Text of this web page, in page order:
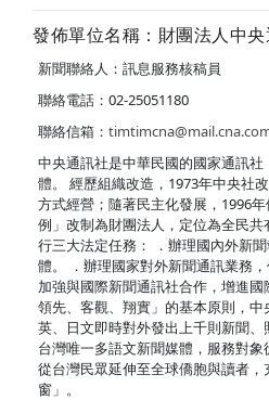
發佈單位名稱：財團法人中
新聞聯絡人：訊息服務核稿員
聯絡電話：02-25051180
聯絡信箱：
中央通訊社是中華民國的國家通訊
體。 經歷組織改造，1973年中央社
方式經營；隨著民主化發展，1996
例」改制為財團法人，定位為全民
行三大法定任務： ．辦理國內外新
體。 ．辦理國家對外新聞通訊業務
加強與國際新聞通訊社合作，增進國
領先、客觀、翔實」的基本原則，中
英、日文即時對外發出上千則新聞
台灣唯一多語文新聞媒體，服務對象
從台灣民眾延伸至全球僑胞與讀者
窗」。